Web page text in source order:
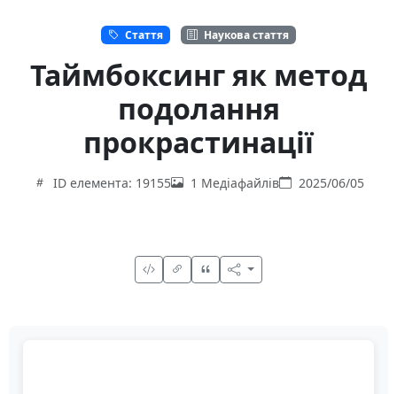
Стаття Наукова стаття
Таймбоксинг як метод
подолання
прокрастинації
ID елемента: 19155 1 Медіафайлів 2025/06/05